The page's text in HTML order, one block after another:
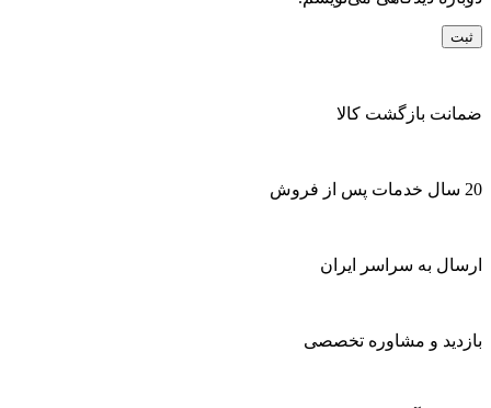
ضمانت بازگشت کالا
20 سال خدمات پس از فروش
ارسال به سراسر ایران
بازدید و مشاوره تخصصی